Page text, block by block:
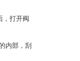
，打开阀
内部，刮